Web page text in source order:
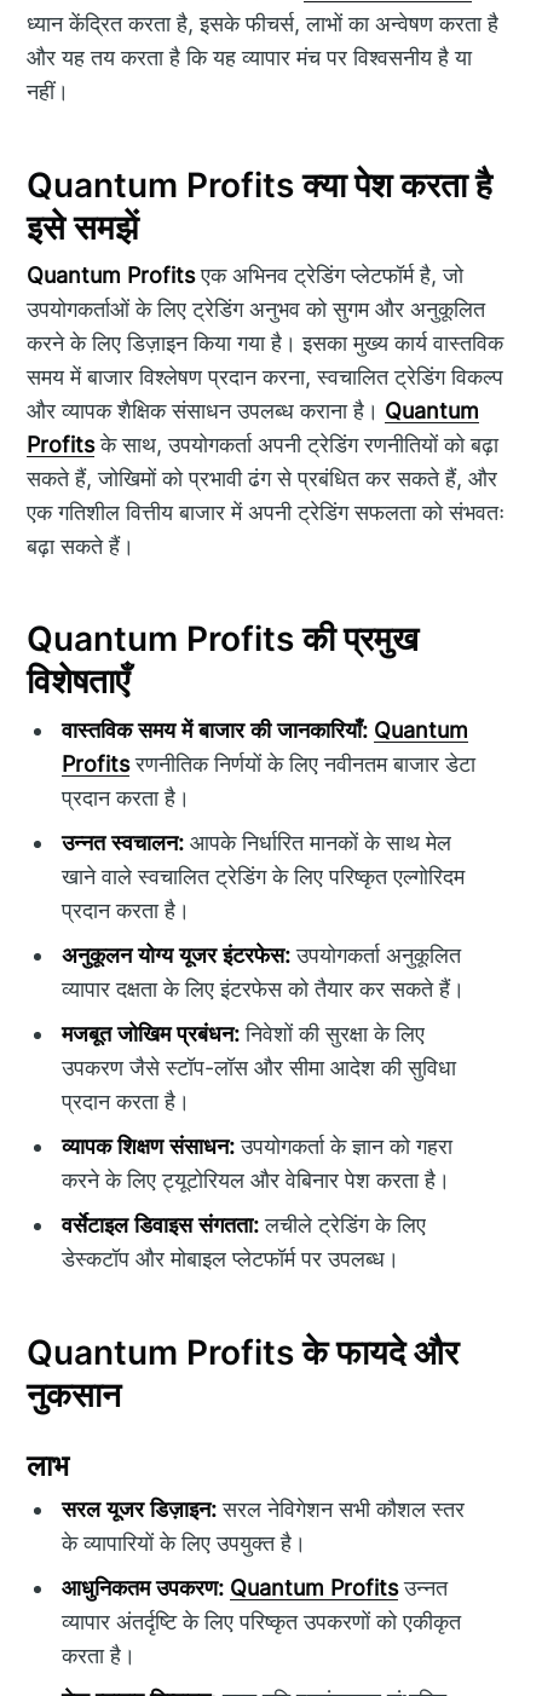
ध्यान केंद्रित करता है, इसके फीचर्स, लाभों का अन्वेषण करता है
और यह तय करता है कि यह व्यापार मंच पर विश्वसनीय है या
नहीं।
Quantum Profits क्या पेश करता है
इसे समझें
Quantum Profitsएक अभिनव ट्रेडिंग प्लेटफॉर्म है, जो
उपयोगकर्ताओं के लिए ट्रेडिंग अनुभव को सुगम और अनुकूलित
करने के लिए डिज़ाइन किया गया है। इसका मुख्य कार्य वास्तविक
समय में बाजार विश्लेषण प्रदान करना, स्वचालित ट्रेडिंग विकल्प
और व्यापक शैक्षिक संसाधन उपलब्ध कराना है। Quantum
Profitsके साथ, उपयोगकर्ता अपनी ट्रेडिंग रणनीतियों को बढ़ा
सकते हैं, जोखिमों को प्रभावी ढंग से प्रबंधित कर सकते हैं, और
एक गतिशील वित्तीय बाजार में अपनी ट्रेडिंग सफलता को संभवतः
बढ़ा सकते हैं।
Quantum Profits की प्रमुख
विशेषताएँ
वास्तविक समय में बाजार की जानकारियाँ: Quantum
Profitsरणनीतिक निर्णयों के लिए नवीनतम बाजार डेटा
प्रदान करता है।
उन्नत स्वचालन: आपके निर्धारित मानकों के साथ मेल
खाने वाले स्वचालित ट्रेडिंग के लिए परिष्कृत एल्गोरिदम
प्रदान करता है।
अनुकूलन योग्य यूजर इंटरफेस:उपयोगकर्ता अनुकूलित
व्यापार दक्षता के लिए इंटरफेस को तैयार कर सकते हैं।
मजबूत जोखिम प्रबंधन:निवेशों की सुरक्षा के लिए
उपकरण जैसे स्टॉप-लॉस और सीमा आदेश की सुविधा
प्रदान करता है।
व्यापक शिक्षण संसाधन:उपयोगकर्ता के ज्ञान को गहरा
करने के लिए ट्यूटोरियल और वेबिनार पेश करता है।
वर्सेटाइल डिवाइस संगतता:लचीले ट्रेडिंग के लिए
डेस्कटॉप और मोबाइल प्लेटफॉर्म पर उपलब्ध।
Quantum Profits के फायदे और
नुकसान
लाभ
सरल यूजर डिज़ाइन:सरल नेविगेशन सभी कौशल स्तर
के व्यापारियों के लिए उपयुक्त है।
आधुनिकतम उपकरण: Quantum Profitsउन्नत
व्यापार अंतर्दृष्टि के लिए परिष्कृत उपकरणों को एकीकृत
करता है।